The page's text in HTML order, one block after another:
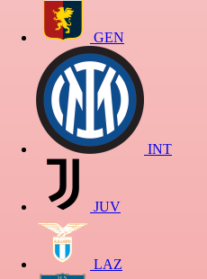
GEN
INT
JUV
LAZ